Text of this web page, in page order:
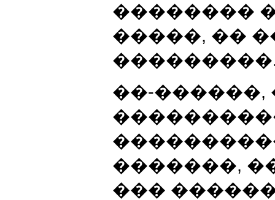
��������
�����, ��
��-
�������,
���